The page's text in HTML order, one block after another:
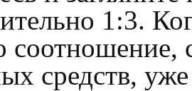
1:3.
соотношение,
средств,